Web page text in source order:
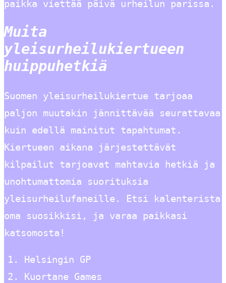
paikka viettää päivä urheilun parissa.
Muita
yleisurheilukiertueen
huippuhetkiä
Suomen yleisurheilukiertue tarjoaa
paljon muutakin jännittävää seurattavaa
kuin edellä mainitut tapahtumat.
Kiertueen aikana järjestettävät
kilpailut tarjoavat mahtavia hetkiä ja
unohtumattomia suorituksia
yleisurheilufaneille. Etsi kalenterista
oma suosikkisi, ja varaa paikkasi
katsomosta!
Helsingin GP
Kuortane Games